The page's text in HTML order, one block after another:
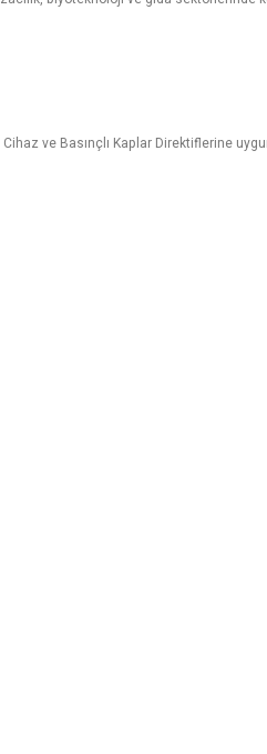
ve Basınçlı Kaplar Direktiflerine